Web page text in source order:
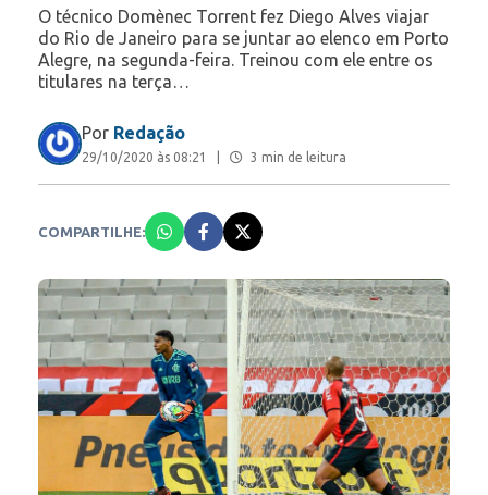
O técnico Domènec Torrent fez Diego Alves viajar
do Rio de Janeiro para se juntar ao elenco em Porto
Alegre, na segunda-feira. Treinou com ele entre os
titulares na terça…
Por Redação
29/10/2020 às 08:21 3 min de leitura
COMPARTILHE: